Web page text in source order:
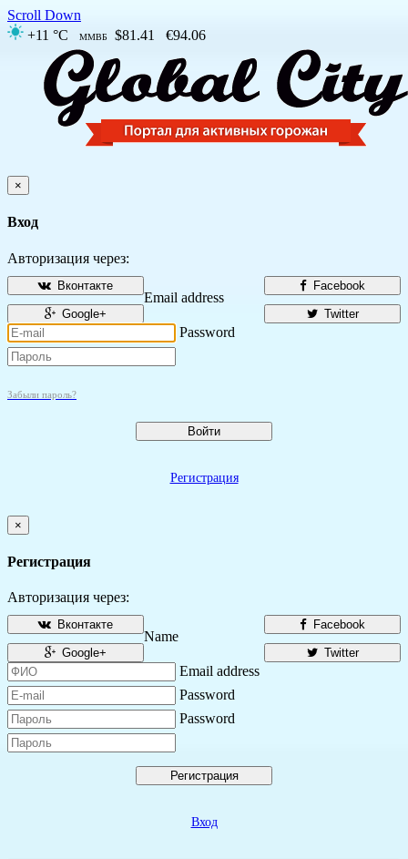
Scroll Down
+11 °C
ММВБ $81.41 €94.06
×
Вход
Авторизация через:
Facebook
Вконтакте
Twitter
Google+
Email address
Password
Забыли пароль?
Войти
Регистрация
×
Регистрация
Авторизация через:
Facebook
Вконтакте
Twitter
Google+
Name
Email address
Password
Password
Регистрация
Вход